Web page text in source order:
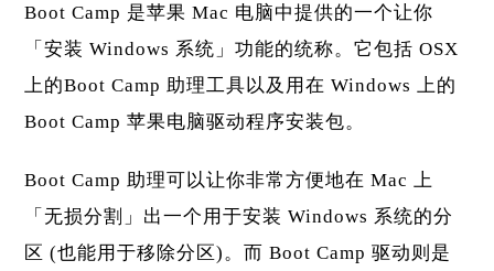
Boot Camp 是苹果 Mac 电脑中提供的一个让你
「安装 Windows 系统」功能的统称。它包括 OSX
上的Boot Camp 助理工具以及用在 Windows 上的
Boot Camp 苹果电脑驱动程序安装包。
Boot Camp 助理可以让你非常方便地在 Mac 上
「无损分割」出一个用于安装 Windows 系统的分
区 (也能用于移除分区)。而 Boot Camp 驱动则是